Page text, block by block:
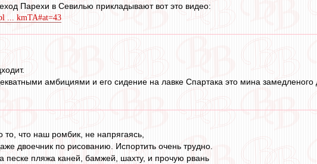
Парехи в Севилью прикладывают вот это видео:
... kmTA#at=43
амбициями и его сидение на лавке Спартака это мина
что наш ромбик, не напрягаясь,
двоечник по рисованию. Испортить очень трудно.
песке пляжа каней, бамжей, шахту, и прочую рвань